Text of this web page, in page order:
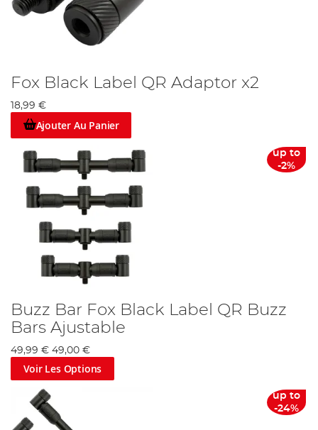
Fox Black Label QR Adaptor x2
18,99 €
Ajouter Au Panier
up to
-2%
Buzz Bar Fox Black Label QR Buzz
Bars Ajustable
49,99 € 49,00 €
Voir Les Options
up to
-24%